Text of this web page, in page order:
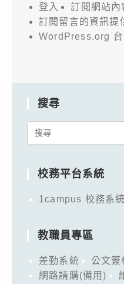
登入
訂閱網站內
訂閱留言的資訊提
WordPress.org
搜尋
Search
校務平台系統
1campus 校務系統
教職員專區
差勤系統 公文簽
網路請購(備用)